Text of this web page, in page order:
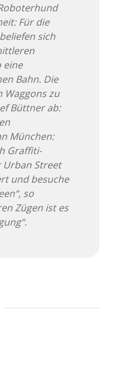
Für die
sich
eine
Bahn. Die
Waggons zu
Büttner ab:
München:
Graffiti-
Urban Street
und besuche
so
Zügen ist es